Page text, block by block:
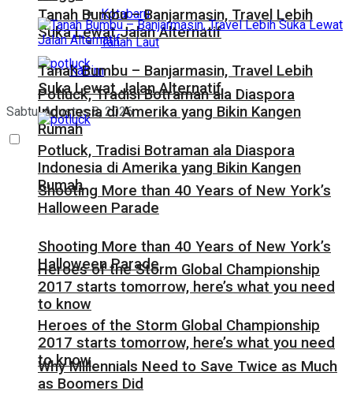
Kotabaru
Tanah Laut
Kaltim
Sabtu, Agustus 8, 2026
Tanah Bumbu – Banjarmasin, Travel Lebih
Suka Lewat Jalan Alternatif
Potluck, Tradisi Botraman ala Diaspora
Indonesia di Amerika yang Bikin Kangen
Rumah
Shooting More than 40 Years of New York’s
Halloween Parade
Heroes of the Storm Global Championship
2017 starts tomorrow, here’s what you need
to know
Why Millennials Need to Save Twice as Much
as Boomers Did
Tanah Bumbu – Banjarmasin, Travel Lebih
Suka Lewat Jalan Alternatif
Potluck, Tradisi Botraman ala Diaspora
Indonesia di Amerika yang Bikin Kangen
Rumah
Shooting More than 40 Years of New York’s
Halloween Parade
Heroes of the Storm Global Championship
2017 starts tomorrow, here’s what you need
to know